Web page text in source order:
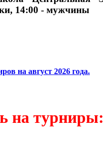
14:00 - мужчины
на август 2026 года.
на турниры: